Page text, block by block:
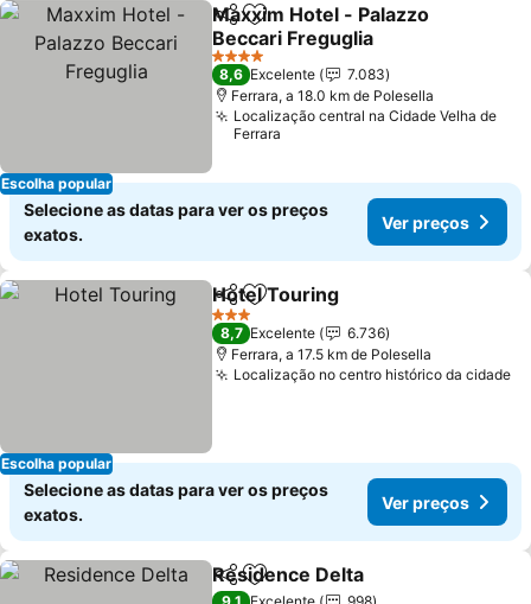
Escolha popular
PartilharAdicionar aos favoritos
Maxxim Hotel - Palazzo
Beccari Freguglia
Ver preços
4 Estrelas
8,6 Excelente
7.083
Ferrara, a 18.0 km de Polesella
Localização central na Cidade Velha de
Ferrara
Selecione as datas para ver os preços
exatos.
Ver preços
Escolha popular
PartilharAdicionar aos favoritos
Hotel Touring
3 Estrelas
8,7 Excelente
6.736
Ferrara, a 17.5 km de Polesella
Localização no centro histórico da cidade
Selecione as datas para ver os preços
exatos.
Ver preços
PartilharAdicionar aos favoritos
Residence Delta